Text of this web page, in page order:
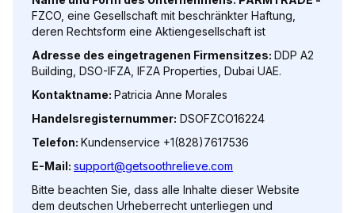
FZCO, eine Gesellschaft mit beschränkter Haftung,
deren Rechtsform eine Aktiengesellschaft ist
Adresse des eingetragenen Firmensitzes: DDP A2
Building, DSO-IFZA, IFZA Properties, Dubai UAE.
Kontaktname: Patricia Anne Morales
Handelsregisternummer: DSOFZCO16224
Telefon: Kundenservice +1(828)7617536
E-Mail: support@getsoothrelieve.com
Bitte beachten Sie, dass alle Inhalte dieser Website
dem deutschen Urheberrecht unterliegen und